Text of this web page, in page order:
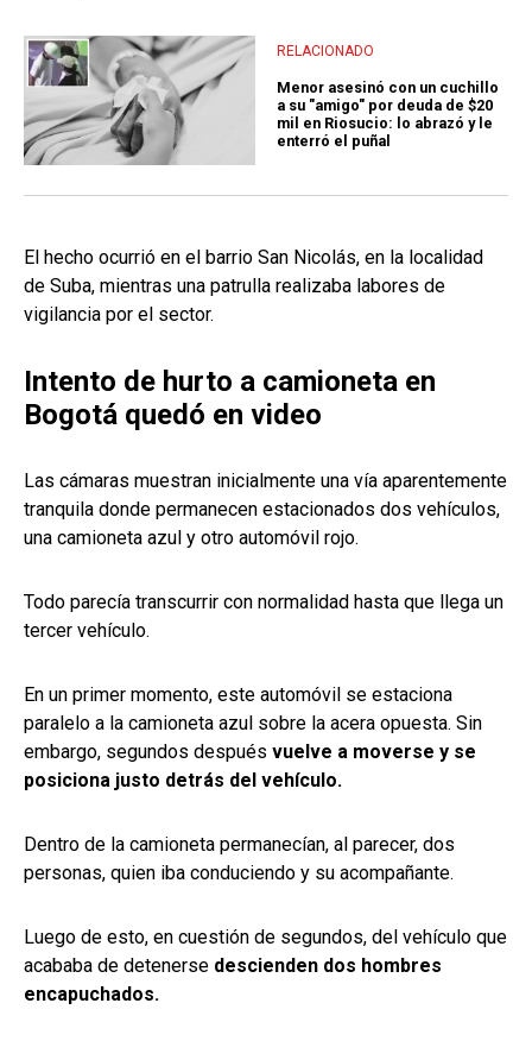
RELACIONADO
Menor asesinó con un cuchillo
a su "amigo" por deuda de $20
mil en Riosucio: lo abrazó y le
enterró el puñal
El hecho ocurrió en el barrio San Nicolás, en la localidad
de Suba, mientras una patrulla realizaba labores de
vigilancia por el sector.
Intento de hurto a camioneta en
Bogotá quedó en video
Las cámaras muestran inicialmente una vía aparentemente
tranquila donde permanecen estacionados dos vehículos,
una camioneta azul y otro automóvil rojo.
Todo parecía transcurrir con normalidad hasta que llega un
tercer vehículo.
En un primer momento, este automóvil se estaciona
paralelo a la camioneta azul sobre la acera opuesta. Sin
embargo, segundos después vuelve a moverse y se
posiciona justo detrás del vehículo.
Dentro de la camioneta permanecían, al parecer, dos
personas, quien iba conduciendo y su acompañante.
Luego de esto, en cuestión de segundos, del vehículo que
acababa de detenerse descienden dos hombres
encapuchados.